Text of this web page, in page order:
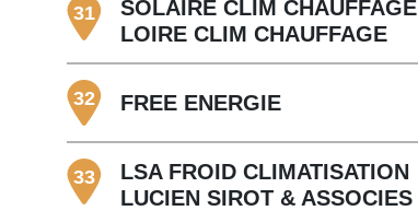
31
SOLAIRE CLIM CHAUFFAGE
LOIRE CLIM CHAUFFAGE
32 FREE ENERGIE
33
LSA FROID CLIMATISATION
LUCIEN SIROT & ASSOCIES